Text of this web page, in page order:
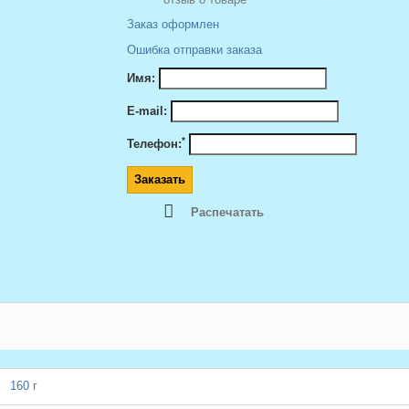
Заказ оформлен
Ошибка отправки заказа
Имя:
E-mail:
Телефон:*
Распечатать
160 г